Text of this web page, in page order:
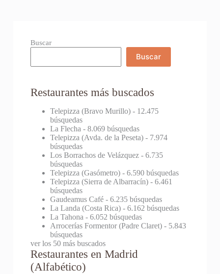
Buscar
Buscar
Restaurantes más buscados
Telepizza (Bravo Murillo)- 12.475
búsquedas
La Flecha - 8.069 búsquedas
Telepizza (Avda. de la Peseta)- 7.974
búsquedas
Los Borrachos de Velázquez- 6.735
búsquedas
Telepizza (Gasómetro)- 6.590 búsquedas
Telepizza (Sierra de Albarracín)- 6.461
búsquedas
Gaudeamus Café- 6.235 búsquedas
La Landa (Costa Rica)- 6.162 búsquedas
La Tahona - 6.052 búsquedas
Arrocerías Formentor (Padre Claret)- 5.843
búsquedas
ver los 50 más buscados
Restaurantes en Madrid
(Alfabético)